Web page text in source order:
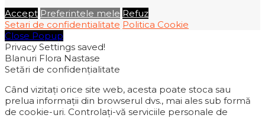
Accept Preferintele mele Refuz
Setari de confidentialitate Politica Cookie
Close Popup
Privacy Settings saved!
Blanuri Flora Nastase
Setări de confidențialitate
Când vizitați orice site web, acesta poate stoca sau
prelua informații din browserul dvs., mai ales sub formă
de cookie-uri. Controlați-vă serviciile personale de